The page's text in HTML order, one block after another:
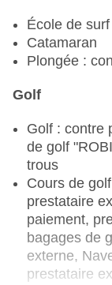
École de surf
Catamaran
Plongée :
Golf
Golf : contre
de golf
trous
Cours de
prestataire
paiement,
bagages de
externe,
prestataire